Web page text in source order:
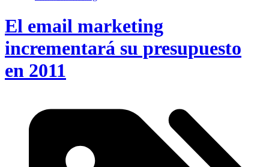
El email marketing
incrementará su presupuesto
en 2011